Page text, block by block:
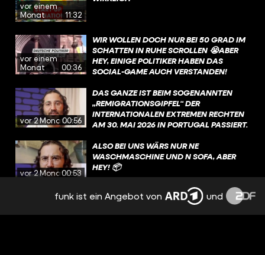
vor einem
Monat
11:32
vor einem
Monat
00:36
WIR WOLLEN DOCH NUR BEI 50 GRAD IM
SCHATTEN IN RUHE SCROLLEN 😭ABER
HEY, EINIGE POLITIKER HABEN DAS
SOCIAL-GAME AUCH VERSTANDEN!
vor 2 Monaten
00:56
DAS GANZE IST BEIM SOGENANNTEN
„REMIGRATIONSGIPFEL“ DER
INTERNATIONALEN EXTREMEN RECHTEN
AM 30. MAI 2026 IN PORTUGAL PASSIERT.
ANDEREM VON MARTIN SELLNER, EINEM
RECHTSEXTREMEN AKTIVISTEN AUS
ÖSTERREICH.
vor 2 Monaten
00:53
ALSO BEI UNS WÄRS NUR NE
WASCHMASCHINE UND N SOFA, ABER
HEY! 📦
WAS TIPPT IHR? DER BUNDESTAG IST AUF
funk ist ein Angebot von und